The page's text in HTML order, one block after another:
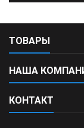
ТОВАРЫ
НАША
КОНТАКТ